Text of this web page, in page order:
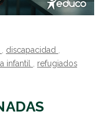
discapacidad
infantil , refugiados